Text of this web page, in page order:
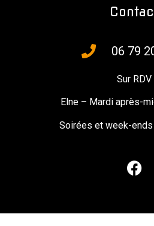
06 79
Sur RDV
Elne – Mardi après-
Soirées et week-